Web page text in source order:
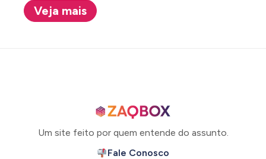
Veja mais
Um site feito por quem entende do assunto.
Fale Conosco